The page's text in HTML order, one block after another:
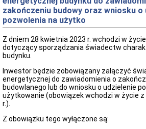
budowlane
(e-
CRUB)
Centralny
rejestr
osób
posiadających
uprawnienia
budowlane
(e-
CRUB)
Komunikaty
Komunikat
zakończeniu budowy oraz wniosku o
pozwolenia na użytko
Z dniem 28 kwietnia 2023 r. wchodzi w
dotyczący sporządzania świadectw
budynku.
Inwestor będzie zobowiązany załączyć
energetycznej do zawiadomienia o
budowlanego lub do wniosku o udzielenie
użytkowanie (obowiązek wchodzi w życie
r.).
Z obowiązku tego wyłączone są: